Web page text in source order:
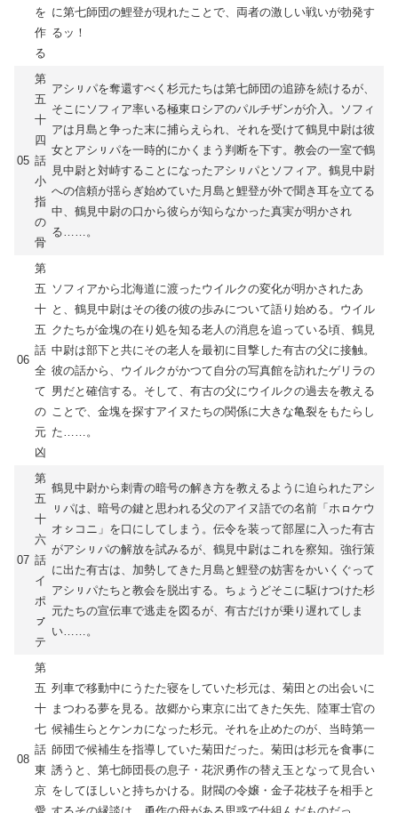
を
作
る
に第七師団の鯉登が現れたことで、両者の激しい戦いが勃発す
るッ！
05
第
五
十
四
話
小
指
の
骨
アシㇼパを奪還すべく杉元たちは第七師団の追跡を続けるが、
そこにソフィア率いる極東ロシアのパルチザンが介入。ソフィ
アは月島と争った末に捕らえられ、それを受けて鶴見中尉は彼
女とアシㇼパを一時的にかくまう判断を下す。教会の一室で鶴
見中尉と対峙することになったアシㇼパとソフィア。鶴見中尉
への信頼が揺らぎ始めていた月島と鯉登が外で聞き耳を立てる
中、鶴見中尉の口から彼らが知らなかった真実が明かされ
る……。
06
第
五
十
五
話
全
て
の
元
凶
ソフィアから北海道に渡ったウイルクの変化が明かされたあ
と、鶴見中尉はその後の彼の歩みについて語り始める。ウイル
クたちが金塊の在り処を知る老人の消息を追っている頃、鶴見
中尉は部下と共にその老人を最初に目撃した有古の父に接触。
彼の話から、ウイルクがかつて自分の写真館を訪れたゲリラの
男だと確信する。そして、有古の父にウイルクの過去を教える
ことで、金塊を探すアイヌたちの関係に大きな亀裂をもたらし
た……。
07
第
五
十
六
話
イ
ポ
ㇷ゚
テ
鶴見中尉から刺青の暗号の解き方を教えるように迫られたアシ
ㇼパは、暗号の鍵と思われる父のアイヌ語での名前「ホㇿケウ
オㇱコニ」を口にしてしまう。伝令を装って部屋に入った有古
がアシㇼパの解放を試みるが、鶴見中尉はこれを察知。強行策
に出た有古は、加勢してきた月島と鯉登の妨害をかいくぐって
アシㇼパたちと教会を脱出する。ちょうどそこに駆けつけた杉
元たちの宣伝車で逃走を図るが、有古だけが乗り遅れてしま
い……。
08
第
五
十
七
話
東
京
列車で移動中にうたた寝をしていた杉元は、菊田との出会いに
まつわる夢を見る。故郷から東京に出てきた矢先、陸軍士官の
候補生らとケンカになった杉元。それを止めたのが、当時第一
師団で候補生を指導していた菊田だった。菊田は杉元を食事に
誘うと、第七師団長の息子・花沢勇作の替え玉となって見合い
をしてほしいと持ちかける。財閥の令嬢・金子花枝子を相手と